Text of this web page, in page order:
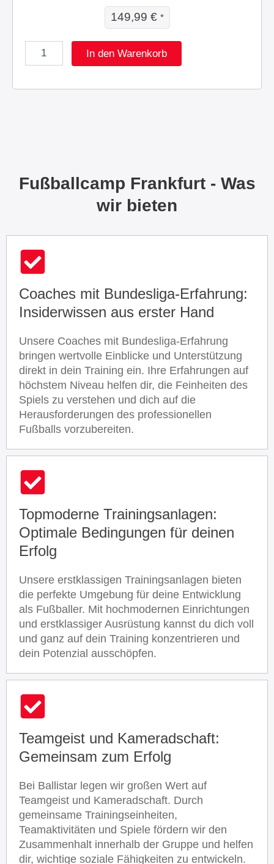
149,99 € *
0
e
In den Warenkorb
Fußballcamp Frankfurt - Was
wir bieten
Coaches mit Bundesliga-Erfahrung:
Insiderwissen aus erster Hand
Unsere Coaches mit Bundesliga-Erfahrung
bringen wertvolle Einblicke und Unterstützung
direkt in dein Training ein. Ihre Erfahrungen auf
höchstem Niveau helfen dir, die Feinheiten des
Spiels zu verstehen und dich auf die
Herausforderungen des professionellen
Fußballs vorzubereiten.
Topmoderne Trainingsanlagen:
Optimale Bedingungen für deinen
Erfolg
Unsere erstklassigen Trainingsanlagen bieten
die perfekte Umgebung für deine Entwicklung
als Fußballer. Mit hochmodernen Einrichtungen
und erstklassiger Ausrüstung kannst du dich voll
und ganz auf dein Training konzentrieren und
dein Potenzial ausschöpfen.
Teamgeist und Kameradschaft:
Gemeinsam zum Erfolg
Bei Ballistar legen wir großen Wert auf
Teamgeist und Kameradschaft. Durch
gemeinsame Trainingseinheiten,
Teamaktivitäten und Spiele fördern wir den
Zusammenhalt innerhalb der Gruppe und helfen
dir, wichtige soziale Fähigkeiten zu entwickeln.